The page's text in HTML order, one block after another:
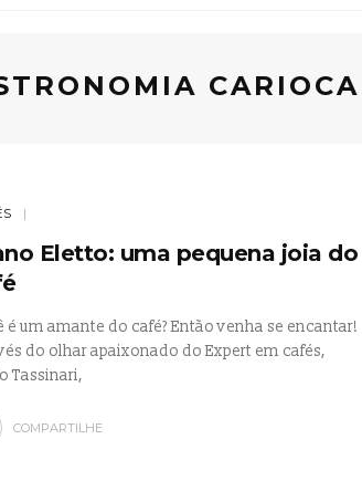
CARIOCA
Eletto: uma pequena joia do
é um amante do café? Então venha se encantar!
do olhar apaixonado do Expert em cafés,
Tassinari,
COMPARTILHE